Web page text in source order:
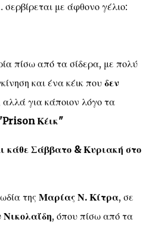
με άφθονο γέλιο:
πίσω από τα σίδερα, με πολύ
και ένα κέικ που δεν
αλλά για κάποιον λόγο τα
Κέικ"
κάθε Σάββατο & Κυριακή στο
της Μαρίας Ν. Κίτρα, σε
, όπου πίσω από τα